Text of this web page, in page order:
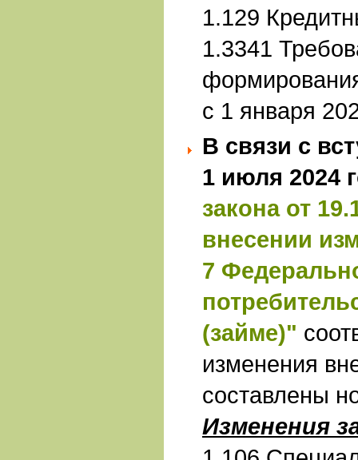
1.129
1.3341
с 1 января
В связи с
1 июля 2024
закона от
внесении
7
(займе)"
изменения
составлены
Изменения